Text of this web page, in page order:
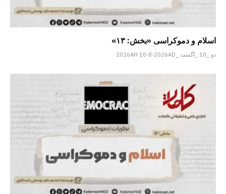
اسلام و دموکراسی «بخش: ۱۳»
دو _10 _آگست _2026AH 10-8-2026AD